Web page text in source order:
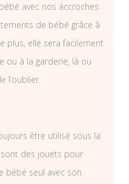
avec nos accroches
de bébé grâce à
plus, elle sera facilement
ou à la garderie, là ou
l’oublier.
être utilisé sous la
sont des jouets pour
bébé seul avec son